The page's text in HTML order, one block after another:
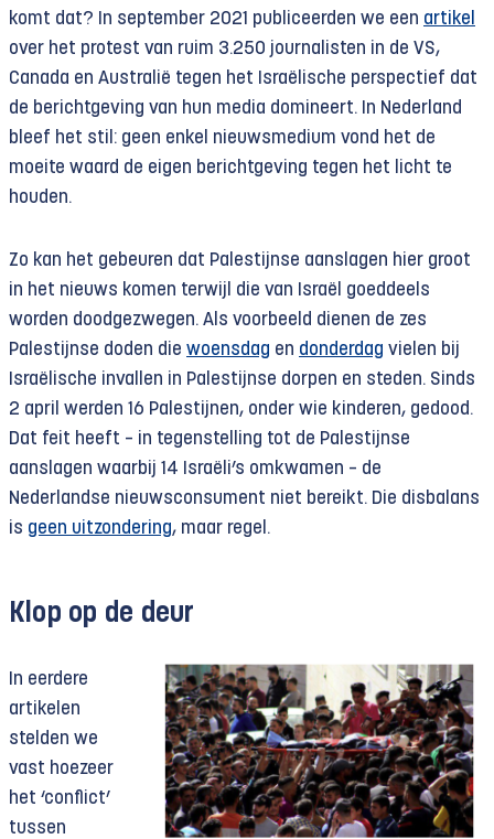
komt dat? In september 2021 publiceerden we een artikel
over het protest van ruim 3.250 journalisten in de VS,
Canada en Australië tegen het Israëlische perspectief dat
de berichtgeving van hun media domineert. In Nederland
bleef het stil: geen enkel nieuwsmedium vond het de
moeite waard de eigen berichtgeving tegen het licht te
houden.
Zo kan het gebeuren dat Palestijnse aanslagen hier groot
in het nieuws komen terwijl die van Israël goeddeels
worden doodgezwegen. Als voorbeeld dienen de zes
Palestijnse doden die woensdag en donderdag vielen bij
Israëlische invallen in Palestijnse dorpen en steden. Sinds
2 april werden 16 Palestijnen, onder wie kinderen, gedood.
Dat feit heeft – in tegenstelling tot de Palestijnse
aanslagen waarbij 14 Israëli’s omkwamen – de
Nederlandse nieuwsconsument niet bereikt. Die disbalans
is geen uitzondering, maar regel.
Klop op de deur
In eerdere
artikelen
stelden we
vast hoezeer
het ‘conflict’
tussen